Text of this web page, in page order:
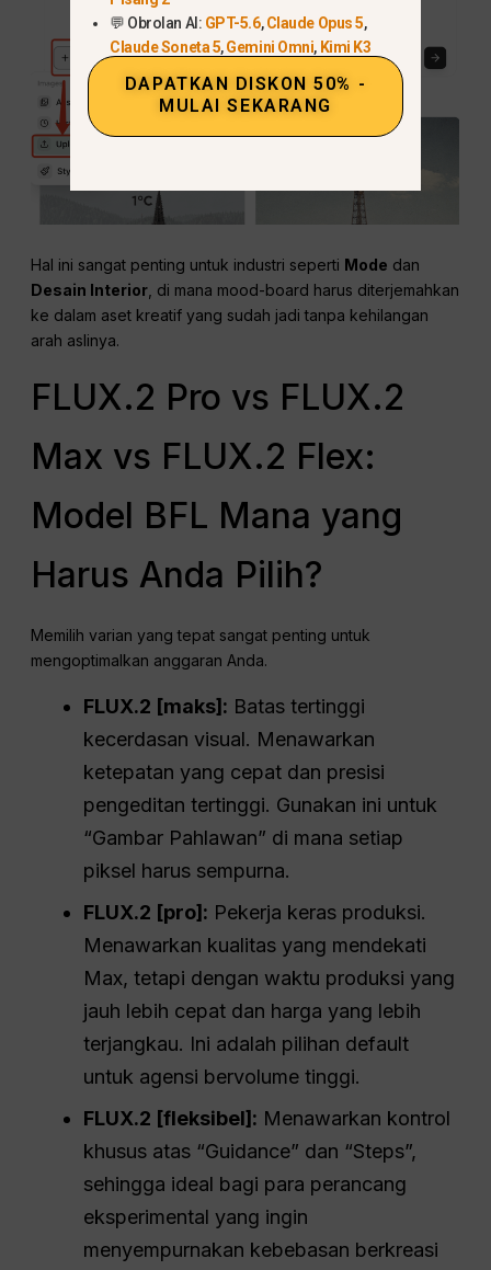
Hal ini sangat penting untuk industri seperti Mode dan
Desain Interior , di mana mood-board harus diterjemahkan
ke dalam aset kreatif yang sudah jadi tanpa kehilangan
arah aslinya.
FLUX.2 Pro vs FLUX.2
Max vs FLUX.2 Flex:
Model BFL Mana yang
Harus Anda Pilih?
Memilih varian yang tepat sangat penting untuk
mengoptimalkan anggaran Anda.
FLUX.2 [maks]: Batas tertinggi
kecerdasan visual. Menawarkan
ketepatan yang cepat dan presisi
pengeditan tertinggi. Gunakan ini untuk
“Gambar Pahlawan” di mana setiap
piksel harus sempurna.
FLUX.2 [pro]: Pekerja keras produksi.
Menawarkan kualitas yang mendekati
Max, tetapi dengan waktu produksi yang
jauh lebih cepat dan harga yang lebih
terjangkau. Ini adalah pilihan default
untuk agensi bervolume tinggi.
FLUX.2 [fleksibel]: Menawarkan kontrol
khusus atas “Guidance” dan “Steps”,
sehingga ideal bagi para perancang
eksperimental yang ingin
menyempurnakan kebebasan berkreasi
💬 Obrolan AI: GPT-5.6,Claude Opus 5,
Claude Soneta 5,Gemini Omni, Kimi K3
DAPATKAN DISKON 50% -
MULAI SEKARANG